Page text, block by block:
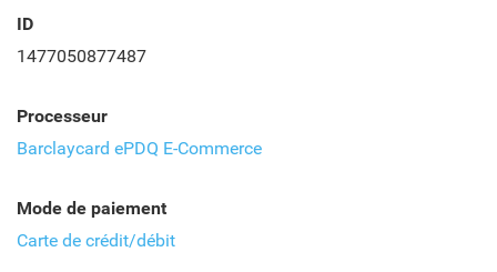
ID
1477050877487
Processeur
Barclaycard ePDQ E-Commerce
Mode de paiement
Carte de crédit/débit